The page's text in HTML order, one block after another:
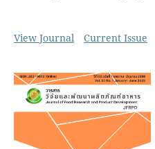
View Journal Current Issue